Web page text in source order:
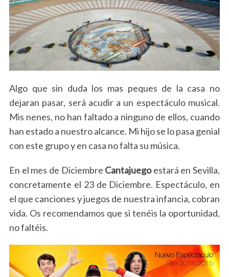
Algo que sin duda los mas peques de la casa no
dejaran pasar, será acudir a un espectáculo musical.
Mis nenes, no han faltado a ninguno de ellos, cuando
han estado a nuestro alcance. Mi hijo se lo pasa genial
con este grupo y en casa no falta su música.
En el mes de Diciembre Cantajuegoestará en Sevilla,
concretamente el 23 de Diciembre. Espectáculo, en
el que canciones y juegos de nuestra infancia, cobran
vida. Os recomendamos que si tenéis la oportunidad,
no faltéis.